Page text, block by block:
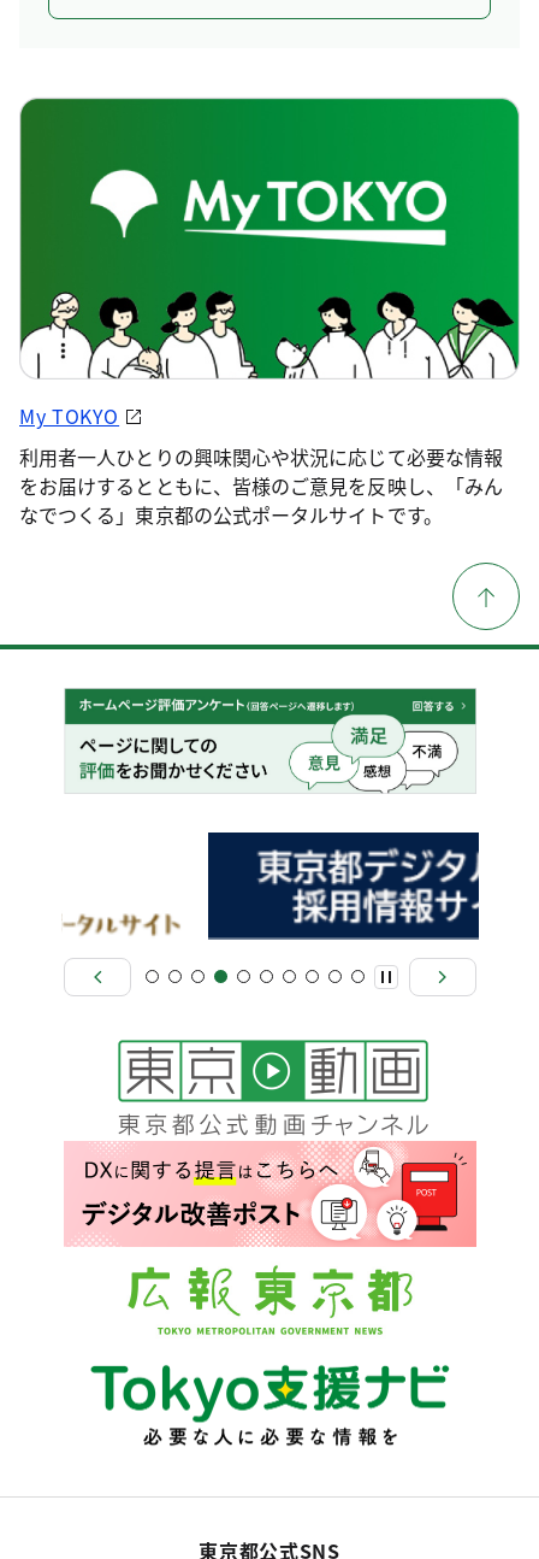
My TOKYO
利用者一人ひとりの興味関心や状況に応じて必要な情報
をお届けするとともに、皆様のご意見を反映し、「みん
なでつくる」東京都の公式ポータルサイトです。
東京都公式SNS